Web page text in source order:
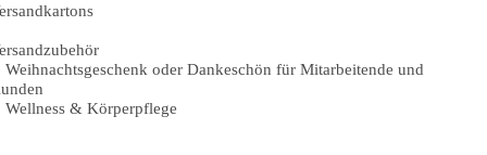
Weihnachtsgeschenk oder Dankeschön für Mitarbeitende und
Wellness & Körperpflege